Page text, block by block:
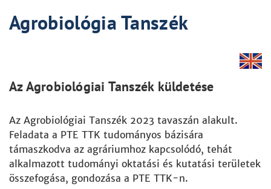
Agrobiológia Tanszék
Az Agrobiológiai Tanszék küldetése
Az Agrobiológiai Tanszék 2023 tavaszán alakult.
Feladata a PTE TTK tudományos bázisára
támaszkodva az agráriumhoz kapcsolódó, tehát
alkalmazott tudományi oktatási és kutatási területek
összefogása, gondozása a PTE TTK-n.